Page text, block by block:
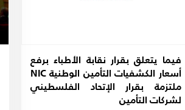
فيما يتعلق بقرار نقابة الأطباء برفع
أسعار الكشفيات التأمين الوطنية NIC
ملتزمة بقرار الإتحاد الفلسطيني
لشركات التأمين